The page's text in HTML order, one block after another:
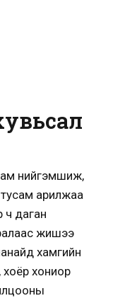
ам нийгэмшиж,
арилжаа
ч даган
жишээ
хамгийн
хоёр хониор